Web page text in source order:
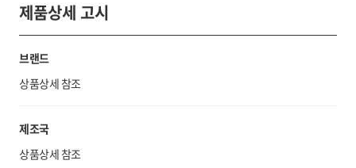
제품상세 고시
브랜드
상품상세 참조
제조국
상품상세 참조